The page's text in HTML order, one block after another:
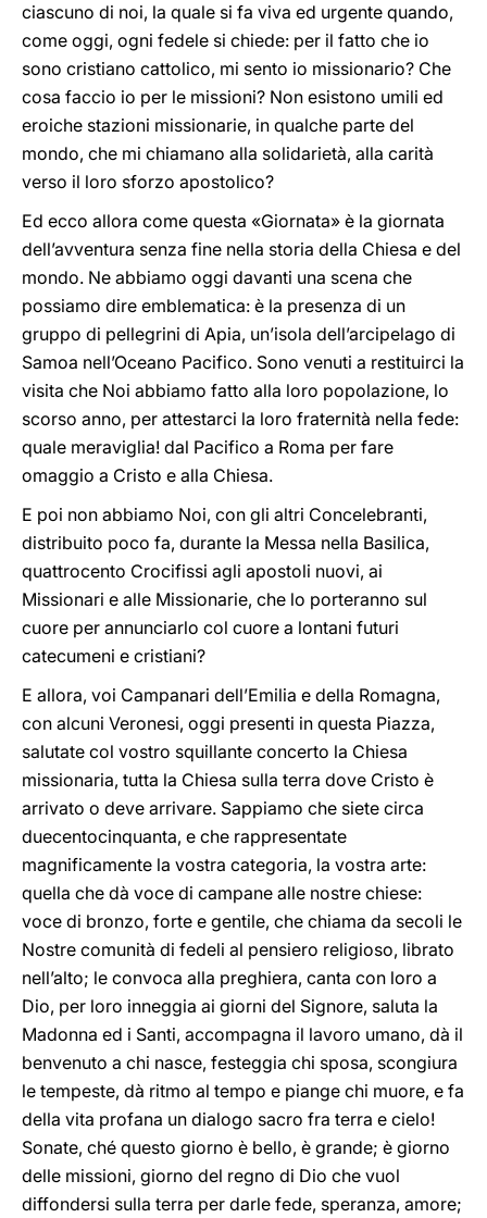
ciascuno di noi, la quale si fa viva ed urgente quando,
come oggi, ogni fedele si chiede: per il fatto che io
sono cristiano cattolico, mi sento io missionario? Che
cosa faccio io per le missioni? Non esistono umili ed
eroiche stazioni missionarie, in qualche parte del
mondo, che mi chiamano alla solidarietà, alla carità
verso il loro sforzo apostolico?
Ed ecco allora come questa «Giornata» è la giornata
dell’avventura senza fine nella storia della Chiesa e del
mondo. Ne abbiamo oggi davanti una scena che
possiamo dire emblematica: è la presenza di un
gruppo di pellegrini di Apia, un’isola dell’arcipelago di
Samoa nell’Oceano Pacifico. Sono venuti a restituirci la
visita che Noi abbiamo fatto alla loro popolazione, lo
scorso anno, per attestarci la loro fraternità nella fede:
quale meraviglia! dal Pacifico a Roma per fare
omaggio a Cristo e alla Chiesa.
E poi non abbiamo Noi, con gli altri Concelebranti,
distribuito poco fa, durante la Messa nella Basilica,
quattrocento Crocifissi agli apostoli nuovi, ai
Missionari e alle Missionarie, che lo porteranno sul
cuore per annunciarlo col cuore a lontani futuri
catecumeni e cristiani?
E allora, voi Campanari dell’Emilia e della Romagna,
con alcuni Veronesi, oggi presenti in questa Piazza,
salutate col vostro squillante concerto la Chiesa
missionaria, tutta la Chiesa sulla terra dove Cristo è
arrivato o deve arrivare. Sappiamo che siete circa
duecentocinquanta, e che rappresentate
magnificamente la vostra categoria, la vostra arte:
quella che dà voce di campane alle nostre chiese:
voce di bronzo, forte e gentile, che chiama da secoli le
Nostre comunità di fedeli al pensiero religioso, librato
nell’alto; le convoca alla preghiera, canta con loro a
Dio, per loro inneggia ai giorni del Signore, saluta la
Madonna ed i Santi, accompagna il lavoro umano, dà il
benvenuto a chi nasce, festeggia chi sposa, scongiura
le tempeste, dà ritmo al tempo e piange chi muore, e fa
della vita profana un dialogo sacro fra terra e cielo!
Sonate, ché questo giorno è bello, è grande; è giorno
delle missioni, giorno del regno di Dio che vuol
diffondersi sulla terra per darle fede, speranza, amore;